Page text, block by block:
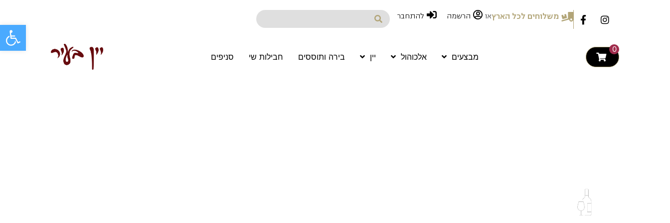
משלוחים לכל הארץאו הרשמה להתחבר
0
מבצעים אלכוהול יין בירה ותוססים חבילות שי סניפים
פתח